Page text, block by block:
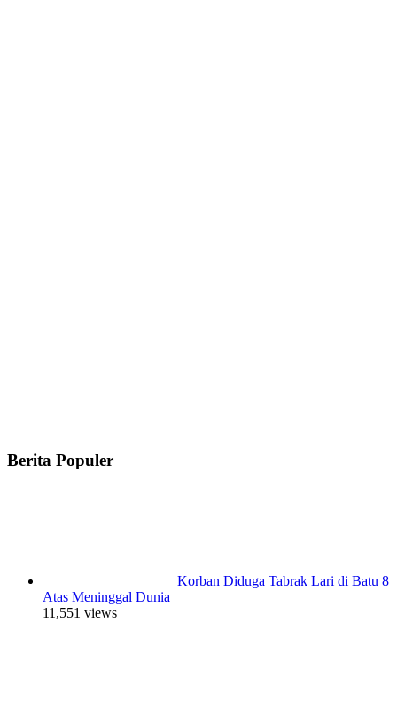
Berita Populer
Korban Diduga Tabrak Lari di Batu 8
Atas Meninggal Dunia
11,551 views